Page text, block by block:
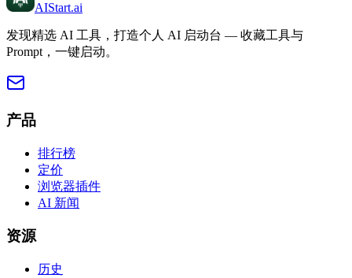
AIStart.ai
发现精选 AI 工具，打造个人 AI 启动台 — 收藏工具与
Prompt，一键启动。
产品
排行榜
定价
浏览器插件
AI 新闻
资源
历史